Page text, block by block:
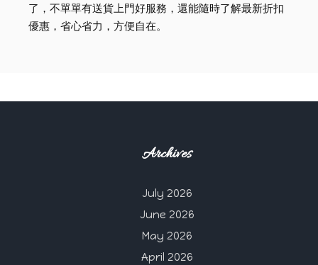
了，不單單有送貨上門好服務，還能隨時了解最新折扣
優惠，省心省力，方便自在。
Archives
July 2026
June 2026
May 2026
April 2026